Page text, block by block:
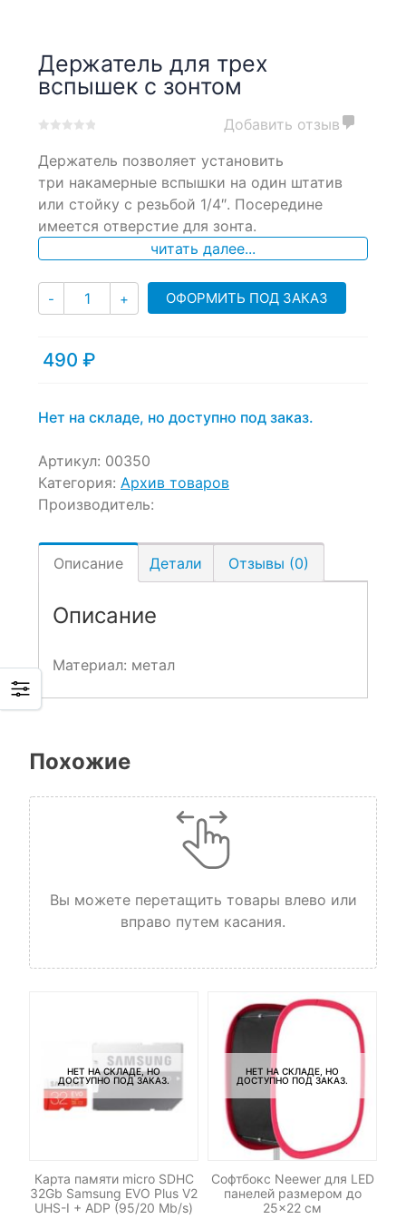
Держатель для трех
вспышек с зонтом
out
based
on
customer
ratings
Добавить отзыв
Держатель позволяет установить
три накамерные вспышки на один штатив
или стойку с резьбой 1/4″. Посередине
имеется отверстие для зонта.
читать далее...
- Количество
+ ОФОРМИТЬ ПОД ЗАКАЗ
490 ₽
Нет на складе, но доступно под заказ.
Артикул: 00350
Категория: Архив товаров
Производитель:
Описание Детали Отзывы (0)
Описание
Материал: метал
Похожие
Вы можете перетащить товары влево или
вправо путем касания.
НЕТ НА СКЛАДЕ, НО
ДОСТУПНО ПОД ЗАКАЗ.
Карта памяти micro SDHC
32Gb Samsung EVO Plus V2
UHS-I + ADP (95/20 Mb/s)
НЕТ НА СКЛАДЕ, НО
ДОСТУПНО ПОД ЗАКАЗ.
Софтбокс Neewer для LED
панелей размером до
25×22 см